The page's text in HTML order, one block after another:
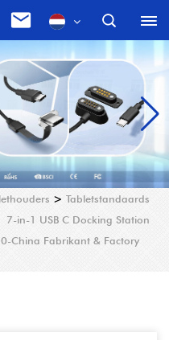
> Tabletstandaards
7-in-1 USB C Docking Station
China Fabrikant & Factory